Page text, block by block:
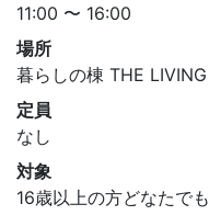
11:00 〜 16:00
場所
暮らしの棟 THE LIVING
定員
なし
対象
16歳以上の方どなたでも